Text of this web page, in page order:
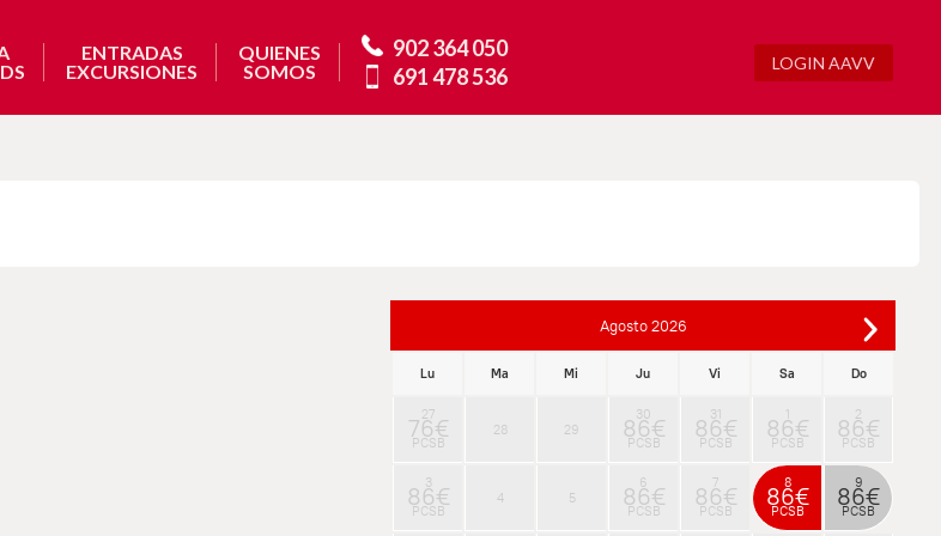
ENTRADAS
EXCURSIONES
QUIENES
SOMOS
902 364 050
691 478 536
LOGIN AAVV
Agosto 2026
Lu Ma Mi Ju Vi Sa Do
27
76€
PCSB
28 29
30
86€
PCSB
31
86€
PCSB
1
86€
PCSB
2
86€
PCSB
3
86€
PCSB
4 5
6
86€
PCSB
7
86€
PCSB
8
86€
PCSB
9
86€
PCSB